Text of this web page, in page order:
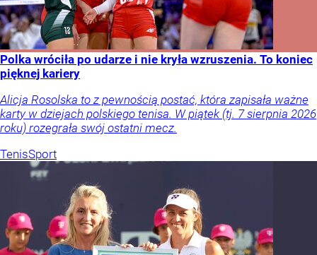
Polka wróciła po udarze i nie kryła wzruszenia. To koniec
pięknej kariery
Alicja Rosolska to z pewnością postać, która zapisała ważne
karty w dziejach polskiego tenisa. W piątek (tj. 7 sierpnia 2026
roku) rozegrała swój ostatni mecz.
TenisSport